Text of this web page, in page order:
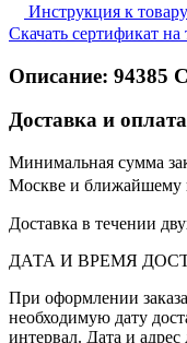
Инструкция к товару
Cкачать сертификат на
Описание: 94385
Доставка и оплата
Минимальная сумма
Москве и
Доставка в течении
ДАТА И ВРЕМЯ
При оформлении
необходимую дату
интервал. Дата и